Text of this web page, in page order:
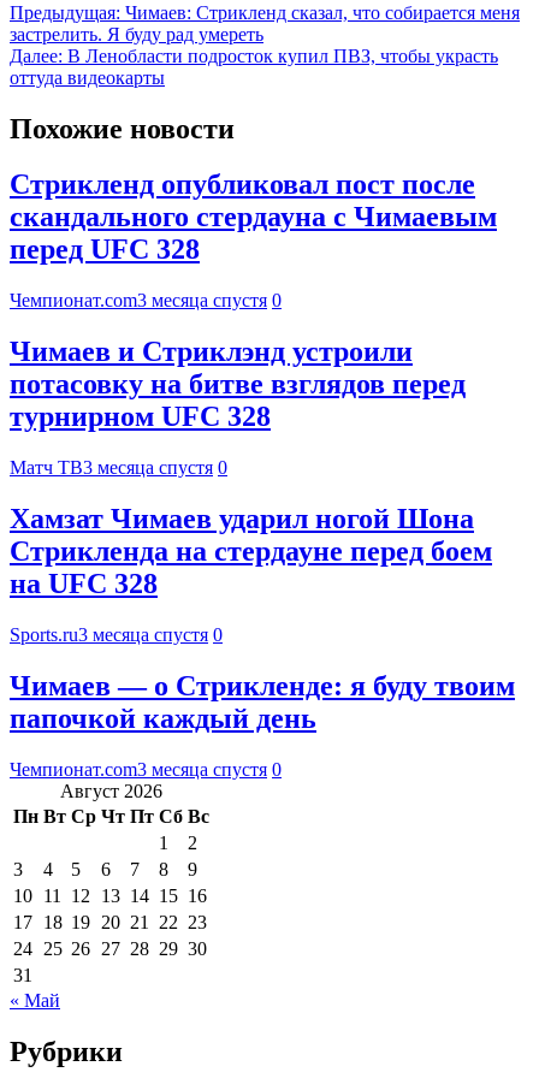
Предыдущая: Чимаев: Стрикленд сказал, что собирается меня
застрелить. Я буду рад умереть
Далее: В Ленобласти подросток купил ПВЗ, чтобы украсть
оттуда видеокарты
Похожие новости
Стрикленд опубликовал пост после
скандального стердауна с Чимаевым
перед UFC 328
Чемпионат.com3 месяца спустя 0
Чимаев и Стриклэнд устроили
потасовку на битве взглядов перед
турнирном UFC 328
Матч ТВ3 месяца спустя 0
Хамзат Чимаев ударил ногой Шона
Стрикленда на стердауне перед боем
на UFC 328
Sports.ru3 месяца спустя 0
Чимаев — о Стрикленде: я буду твоим
папочкой каждый день
Чемпионат.com3 месяца спустя 0
Август 2026
Пн Вт Ср Чт Пт Сб Вс
1
2
3
4 5 6 7 8
9
10 11 12 13 14 15 16
17 18 19 20 21 22 23
24 25 26 27 28 29 30
31
« Май
Рубрики